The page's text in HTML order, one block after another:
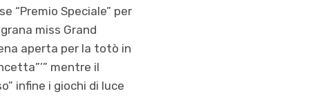
“Premio Speciale” per
miss Grand
aperta per la totò in
mentre il
infine i giochi di luce